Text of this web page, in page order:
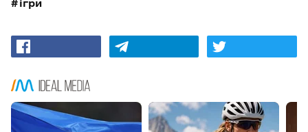
ігри